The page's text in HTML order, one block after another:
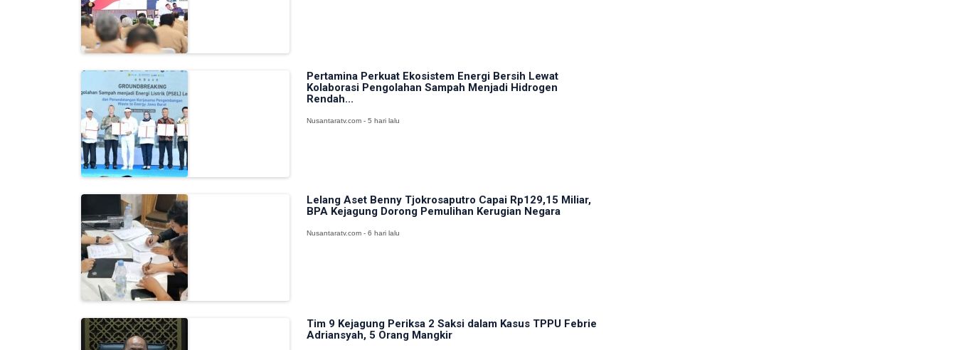
Pertamina Perkuat Ekosistem Energi Bersih Lewat
Kolaborasi Pengolahan Sampah Menjadi Hidrogen
Rendah...
Nusantaratv.com - 5 hari lalu
Lelang Aset Benny Tjokrosaputro Capai Rp129,15 Miliar,
BPA Kejagung Dorong Pemulihan Kerugian Negara
Nusantaratv.com - 6 hari lalu
Tim 9 Kejagung Periksa 2 Saksi dalam Kasus TPPU Febrie
Adriansyah, 5 Orang Mangkir